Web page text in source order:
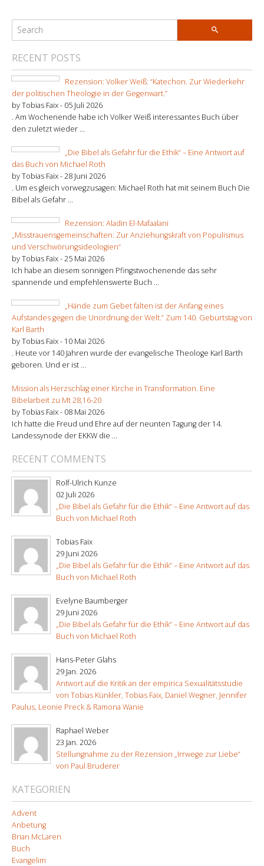
RECENT POSTS
Rezension: Volker Weiß: “Katechon. Zur Wiederkehr
der politischen Theologie in der Gegenwart.”
by Tobias Faix - 05 Juli 2026
. Am Wochenende habe ich Volker Weiß interessantes Buch über
den zuletzt wieder ...
„Die Bibel als Gefahr für die Ethik“ – Eine Antwort auf
das Buch von Michael Roth
by Tobias Faix -28 Juni 2026
. Um es gleich vorwegzusagen: Michael Roth hat mit seinem Buch Die
Bibel als Gefahr ...
Rezension: Aladin El-Mafaalani
„Misstrauensgemeinschaften: Zur Anziehungskraft von Populismus
und Verschwörungsideologien“
by Tobias Faix -25 Mai 2026
Ich habe an diesem sonnigen Pfingstwochenende das sehr
spannende und empfehlenswerte Buch ...
„Hände zum Gebet falten ist der Anfang eines
Aufstandes gegen die Unordnung der Welt.“ Zum 140. Geburtstag von
Karl Barth
by Tobias Faix - 10 Mai 2026
. Heute vor 140 Jahren wurde der evangelische Theologe Karl Barth
geboren. Und er ist ...
Mission als Herzschlag einer Kirche in Transformation. Eine
Bibelarbeit zu Mt 28,16-20
by Tobias Faix - 08 Mai 2026
Ich hatte die Freud und Ehre auf der neunten Tagung der 14.
Landessynode der EKKW die ...
RECENT COMMENTS
Rolf-Ulrich Kunze
02 Juli 2026
„Die Bibel als Gefahr für die Ethik“ – Eine Antwort auf das
Buch von Michael Roth
Tobias Faix
29 Juni 2026
„Die Bibel als Gefahr für die Ethik“ – Eine Antwort auf das
Buch von Michael Roth
Evelyne Baumberger
29 Juni 2026
„Die Bibel als Gefahr für die Ethik“ – Eine Antwort auf das
Buch von Michael Roth
Hans-Peter Glahs
29 Jan. 2026
Antwort auf die Kritik an der empirica Sexualitätsstudie
von Tobias Künkler, Tobias Faix, Daniel Wegner, Jennifer
Paulus, Leonie Preck & Ramona Wanie
Raphael Weber
23 Jan. 2026
Stellungnahme zu der Rezension „Irrwege zur Liebe“
von Paul Bruderer
KATEGORIEN
Advent
Anbetung
Brian McLaren
Buch
Evangelim